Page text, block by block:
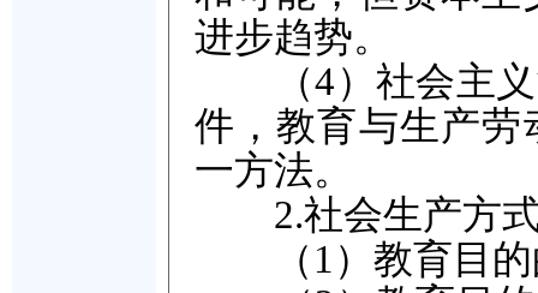
进步趋势。
（4）社会主义
件，教育与生产
一方法。
2.社会生产方
（1）教育目的